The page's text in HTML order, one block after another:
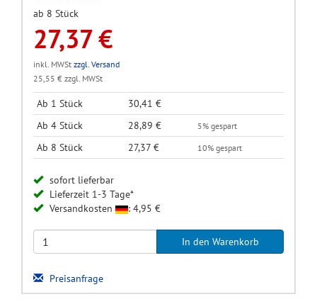
ab 8 Stück
27,37 €
inkl. MWSt zzgl. Versand
25,55 € zzgl. MWSt
Ab 1 Stück
30,41 €
Ab 4 Stück
28,89 € 5% gespart
Ab 8 Stück 27,37 € 10% gespart
sofort lieferbar
Lieferzeit 1-3 Tage*
Versandkosten
: 4,95 €
Preisanfrage